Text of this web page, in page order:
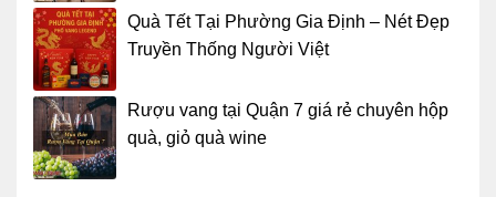
Quà Tết Tại Phường Gia Định – Nét Đẹp
Truyền Thống Người Việt
Rượu vang tại Quận 7 giá rẻ chuyên hộp
quà, giỏ quà wine